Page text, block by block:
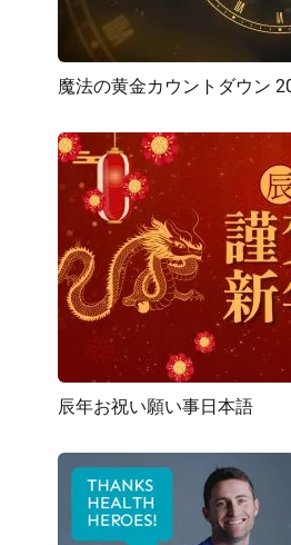
プレビュー
プレビュー
辰年お祝い願い事日本語